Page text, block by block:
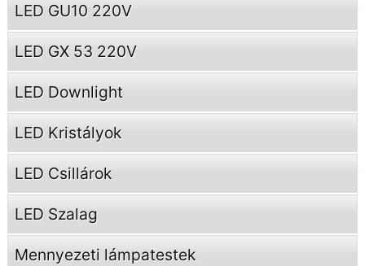
LED GU10 220V
LED GX 53 220V
LED Downlight
LED Kristályok
LED Csillárok
LED Szalag
Mennyezeti lámpatestek